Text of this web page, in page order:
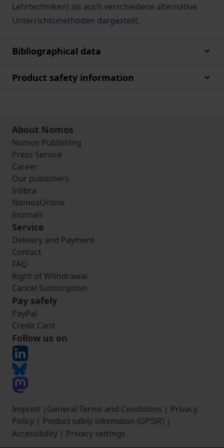
Lehrtechniken) als auch verschiedene alternative
Unterrichtsmethoden dargestellt.
Bibliographical data
Product safety information
About Nomos
Nomos Publishing
Press Service
Career
Our publishers
Inlibra
NomosOnline
Journals
Service
Delivery and Payment
Contact
FAQ
Right of Withdrawal
Cancel Subscription
Pay safely
PayPal
Credit Card
Follow us on
Imprint | General Terms and Conditions | Privacy
Policy | Product safety information (GPSR) |
Accessibility | Privacy settings